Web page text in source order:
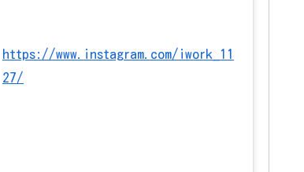
https://www.instagram.com/iwork_11
27/